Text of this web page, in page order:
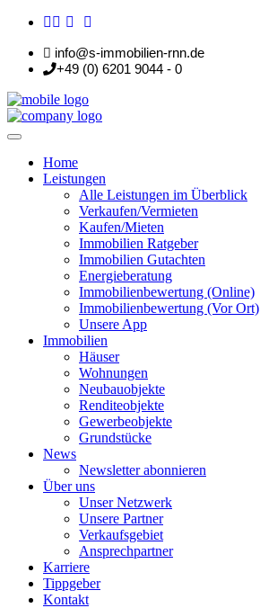
info@s-immobilien-rnn.de
+49 (0) 6201 9044 - 0
Home
Leistungen
Alle Leistungen im Überblick
Verkaufen/Vermieten
Kaufen/Mieten
Immobilien Ratgeber
Immobilien Gutachten
Energieberatung
Immobilienbewertung (Online)
Immobilienbewertung (Vor Ort)
Unsere App
Immobilien
Häuser
Wohnungen
Neubauobjekte
Renditeobjekte
Gewerbeobjekte
Grundstücke
News
Newsletter abonnieren
Über uns
Unser Netzwerk
Unsere Partner
Verkaufsgebiet
Ansprechpartner
Karriere
Tippgeber
Kontakt